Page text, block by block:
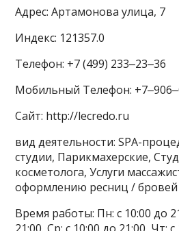
Адрес: Артамонова улица, 7
Индекс: 121357.0
Телефон: +7 (499) 233‒23‒36
Мобильный Телефон:
Сайт: http://lecredo.ru
вид деятельности: SPA-
студии, Парикмахерские,
косметолога, Услуги
оформлению ресниц / бровей
Время работы: Пн: с 10:00 до